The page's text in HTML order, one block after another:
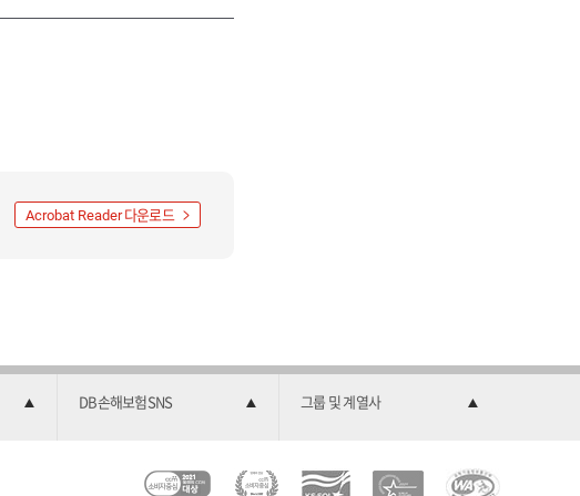
Acrobat Reader다운로드
DB손해보험SNS 그룹 및 계열사
C 소 2 한 과